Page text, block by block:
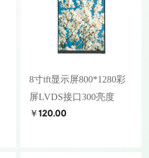
8寸tft显示屏800*1280彩
屏LVDS接口300亮度
￥120.00